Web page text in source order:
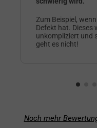
Zum Beispiel,
Defekt hat. Dieses
unkompliziert und
geht es nicht!
Noch mehr